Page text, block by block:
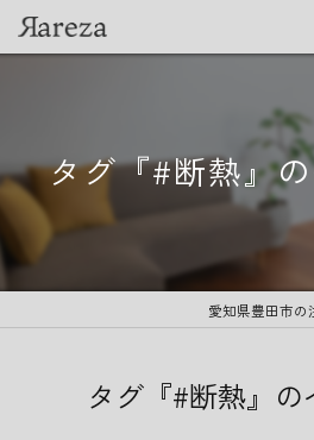
タグ『#断熱』
愛知県豊田市の
タグ『#断熱』